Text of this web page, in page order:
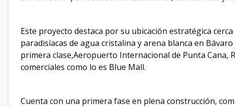
Este proyecto destaca por su ubicación estratégica
paradisíacas de agua cristalina y arena blanca en
primera clase,Aeropuerto Internacional de Punta Cana,
comerciales como lo es Blue Mall.
Cuenta con una primera fase en plena construcción,